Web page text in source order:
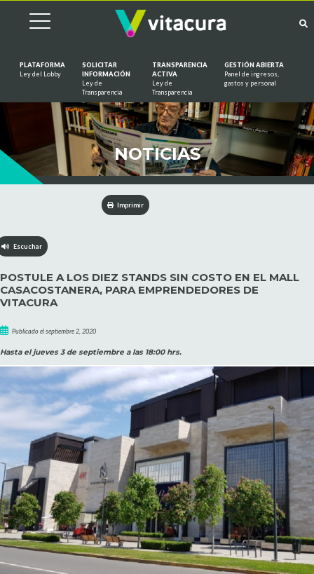
PLATAFORMA
Ley del Lobby
SOLICITAR
INFORMACIÓN
Ley de
Transparencia
TRANSPARENCIA
ACTIVA
Ley de
Transparencia
GESTIÓN ABIERTA
Panel de ingresos,
gastos y personal
NOTICIAS
Imprimir
Escuchar
POSTULE A LOS DIEZ STANDS SIN COSTO EN EL MALL
CASACOSTANERA, PARA EMPRENDEDORES DE
VITACURA
Publicado el septiembre 2, 2020
Hasta el jueves 3 de septiembre a las 18:00 hrs.